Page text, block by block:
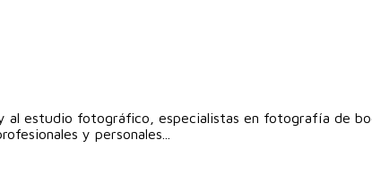
al estudio fotográfico, especialistas en fotografía de
y personales...